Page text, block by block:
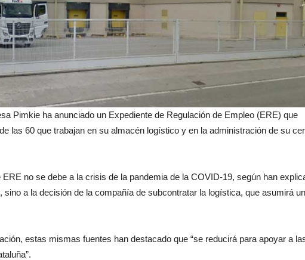
Pimkie ha anunciado un Expediente de Regulación de Empleo (ERE) que
las 60 que trabajan en su almacén logístico y en la administración de su
no se debe a la crisis de la pandemia de la COVID-19, según han
sino a la decisión de la compañía de subcontratar la logística, que asumirá
estas mismas fuentes han destacado que “se reducirá para apoyar a